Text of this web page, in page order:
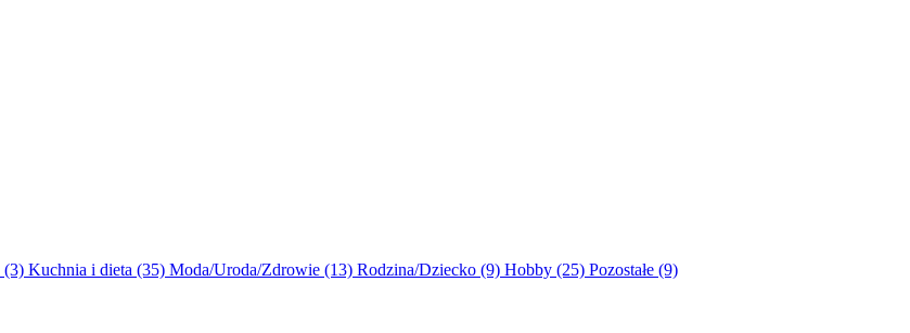
(3) Kuchnia i dieta (35) Moda/Uroda/Zdrowie (13) Rodzina/Dziecko (9) Hobby (25) Pozostałe (9)